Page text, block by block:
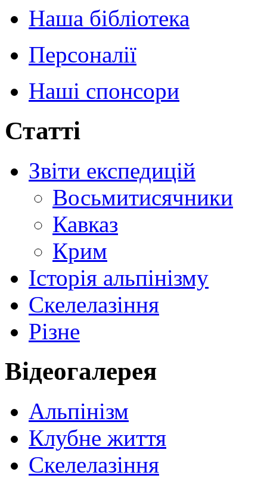
Наша бібліотека
Персоналії
Наші спонсори
Статті
Звіти експедицій
Восьмитисячники
Кавказ
Крим
Історія альпінізму
Скелелазіння
Різне
Відеогалерея
Альпінізм
Клубне життя
Скелелазіння